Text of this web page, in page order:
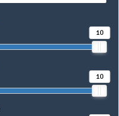
10
10